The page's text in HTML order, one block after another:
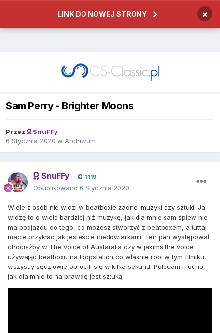
LINK DO NOWEJ STRONY ×
Sam Perry - Brighter Moons
Przez
SnuFFy
6 Stycznia 2020 w Archiwum
SnuFFy 1 119
Opublikowano 6 Stycznia 2020
Wiele z osób nie widzi w beatboxie żadnej muzyki czy sztuki. Ja
widzę to o wiele bardziej niż muzykę, jak dla mnie sam śpiew nie
ma podjazdu do tego, co możesz stworzyć z beatboxem, a tuttaj
macie przykład jak jesteście niedowiarkami. Ten pan występował
chociażby w The Voice of Austaralia czy w jakimś the voice
używając beatboxu na loopstation co właśnie robi w tym filmiku,
wszyscy sędziowie obrócili się w kilka sekund. Polecam mocno,
jak dla mnie to na prawdę jest sztuką.